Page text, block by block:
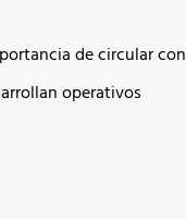
de circular con
operativos